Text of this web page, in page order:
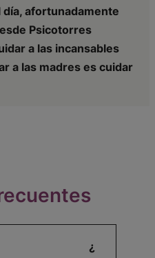
afortunadamente
Psicotorres
a las incansables
a las madres es cuidar
¿